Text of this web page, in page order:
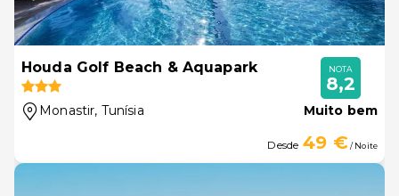
Houda Golf Beach & Aquapark
Monastir, Tunísia
NOTA
8,2
Muito bem
Desde 49 €/ Noite